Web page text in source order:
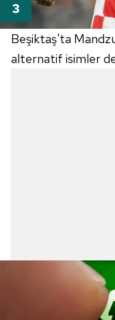
Beşiktaş'ta
alternatif isimler